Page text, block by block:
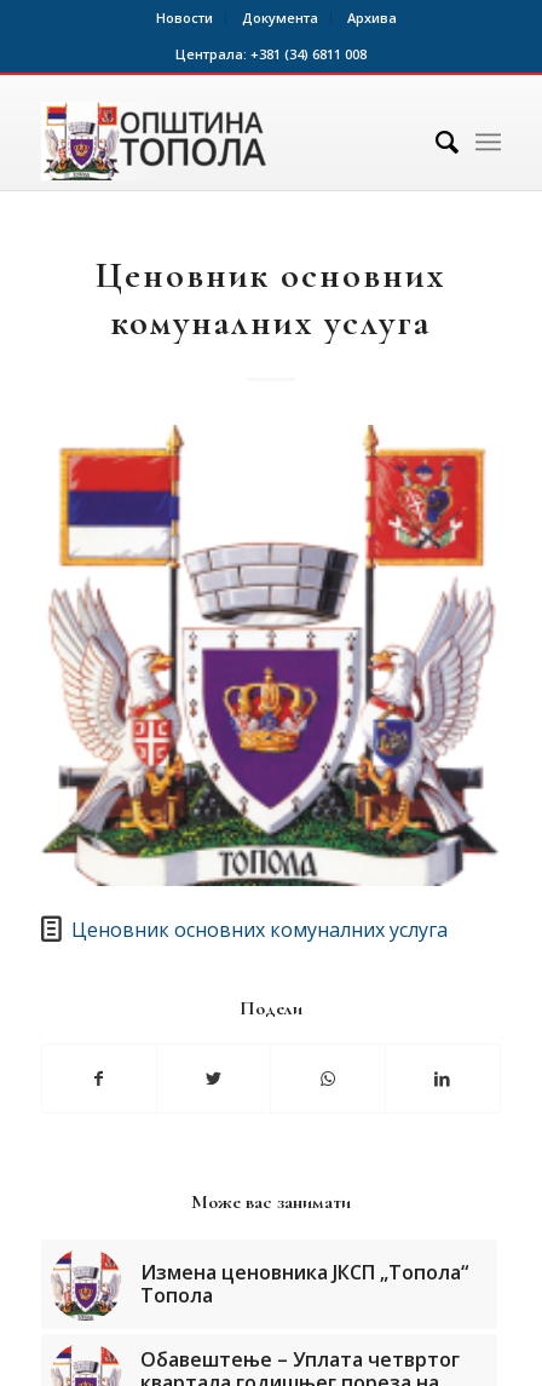
Новости Документа
Архива
Централа: +381 (34) 6811 008
Ценовник основних
комуналних услуга
Ценовник основних комуналних услуга
Подели
Може вас занимати
Измена ценовника ЈКСП „Топола“
Топола
Обавештење – Уплата четвртог